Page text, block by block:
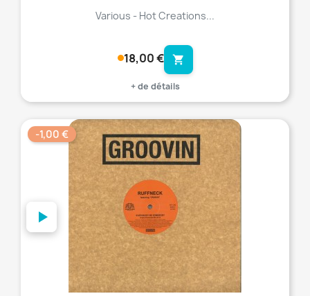
Various - Hot Creations...
18,00 € shopping_cart
+ de détails
-1,00 €